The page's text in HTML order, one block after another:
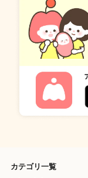
カテゴリ一覧